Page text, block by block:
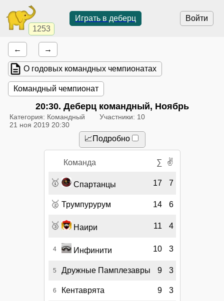
1253
Войти
Играть в деберц
← →
О годовых командных чемпионатах
Командный чемпионат
20:30. Деберц командный, Ноябрь
Категория: Командный
Участники: 10
21 ноя 2019 20:30
📈Подробно
Команда ∑ ✌
🥇 Спартанцы 17 7
🥈 Трумпурурум 14 6
🥉 Наири 11 4
4 Инфинити 10 3
5 Дружные Памплезавры 9 3
6 Кентаврята 9 3